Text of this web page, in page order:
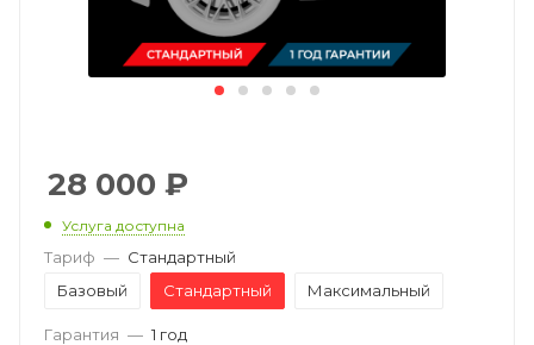
28 000 ₽
Услуга доступна
Тариф — Стандартный
Базовый
Стандартный Максимальный
Гарантия — 1 год